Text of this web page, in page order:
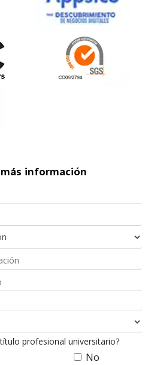
más información
profesional universitario?
No